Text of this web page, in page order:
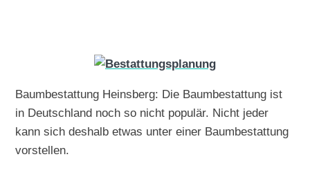
Baumbestattung Heinsberg: Die Baumbestattung ist
in Deutschland noch so nicht populär. Nicht jeder
kann sich deshalb etwas unter einer Baumbestattung
vorstellen.